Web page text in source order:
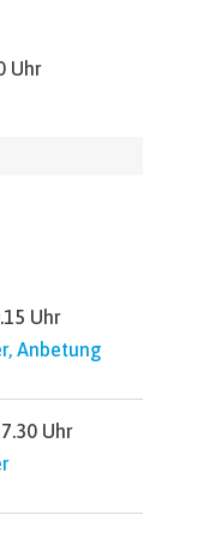
Uhr
Uhr
Anbetung
Uhr